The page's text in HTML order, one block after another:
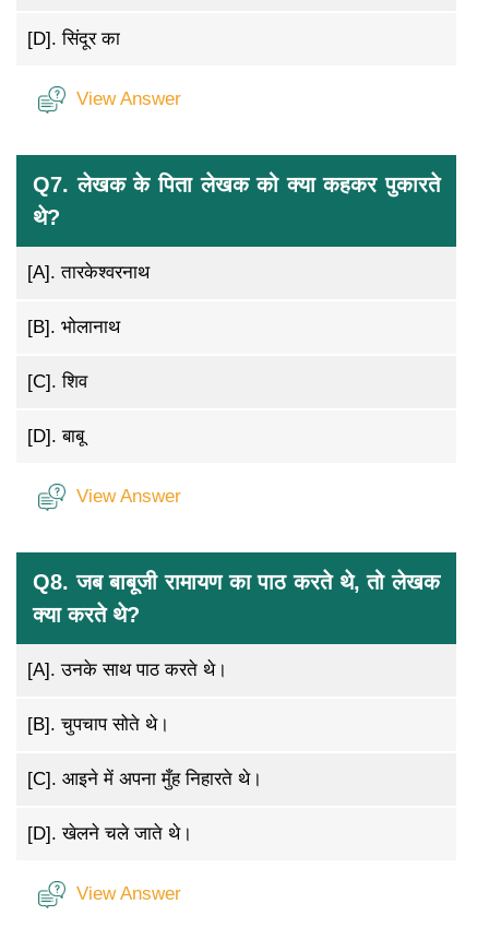
[D].सिंदूर का
View Answer
Q7. लेखक के पिता लेखक को क्या कहकर पुकारते
थे?
[A].तारकेश्वरनाथ
[B]. भोलानाथ
[C].शिव
[D].बाबू
View Answer
Q8. जब बाबूजी रामायण का पाठ करते थे, तो लेखक
क्या करते थे?
[A].उनके साथ पाठ करते थे।
[B].चुपचाप सोते थे।
[C]. आइने में अपना मुँह निहारते थे।
[D].खेलने चले जाते थे।
View Answer